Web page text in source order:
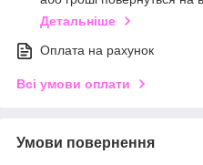
Детальніше
Оплата на рахунок
Всі умови оплати
Умови повернення